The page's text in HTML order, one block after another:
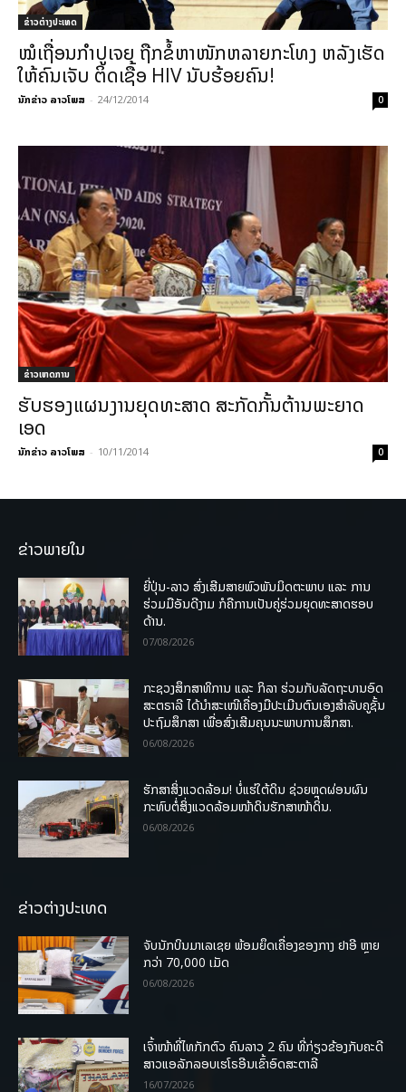
ຂ່າວຕ່າງປະເທດ
ໝໍເຖື່ອນກຳປູເຈຍ ຖືກຂໍ້ຫາໜັກຫລາຍກະໂທງ ຫລັງເຮັດ
ໃຫ້ຄົນເຈັບ ຕິດເຊື້ອ HIV ນັບຮ້ອຍຄົນ!
ນັກຂ່າວ ລາວໂພສ - 24/12/2014 0
ຂ່າວເຫດການ
ຮັບຮອງແຜນງານຍຸດທະສາດ ສະກັດກັ້ນຕ້ານພະຍາດ
ເອດ
ນັກຂ່າວ ລາວໂພສ - 10/11/2014 0
ຂ່າວພາຍໃນ
ຍີ່ປຸ່ນ-ລາວ ສົ່ງເສີມສາຍພົວພັນມິດຕະພາບ ແລະ ການ
ຮ່ວມມືອັນດີງາມ ກໍຄືການເປັນຄູ່ຮ່ວມຍຸດທະສາດຮອບ
ດ້ານ.
07/08/2026
ກະຊວງສຶກສາທິການ ແລະ ກິລາ ຮ່ວມກັບລັດຖະບານອົດ
ສະຕຣາລີ ໄດ້ນຳສະເໜີເຄື່ອງມືປະເມີນຕົນເອງສຳລັບຄູຊັ້ນ
ປະຖົມສຶກສາ ເພື່ອສົ່ງເສີມຄຸນນະພາບການສຶກສາ.
06/08/2026
ຮັກສາສິ່ງແວດລ້ອມ! ບໍ່ແຮ່ໃຕ້ດິນ ຊ່ວຍຫຼຸດຜ່ອນຜົນ
ກະທົບຕໍ່ສິ່ງແວດລ້ອມໜ້າດິນຮັກສາໜ້າດິນ.
06/08/2026
ຂ່າວຕ່າງປະເທດ
ຈັບນັກບິນມາເລເຊຍ ພ້ອມຍຶດເຄື່ອງຂອງກາງ ຢາອີ ຫຼາຍ
ກວ່າ 70,000 ເມັດ
06/08/2026
ເຈົ້າໜ້າທີ່ໄທກັກຕົວ ຄົນລາວ 2 ຄົນ ທີ່ກ່ຽວຂ້ອງກັບຄະດີ
ສາວແອລັກລອບເຮໂຣອີນເຂົ້າອົດສະຕາລີ
16/07/2026